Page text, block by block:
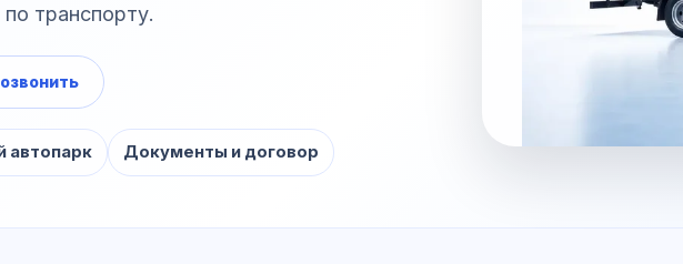
транспорту.
автопарк Документы и договор